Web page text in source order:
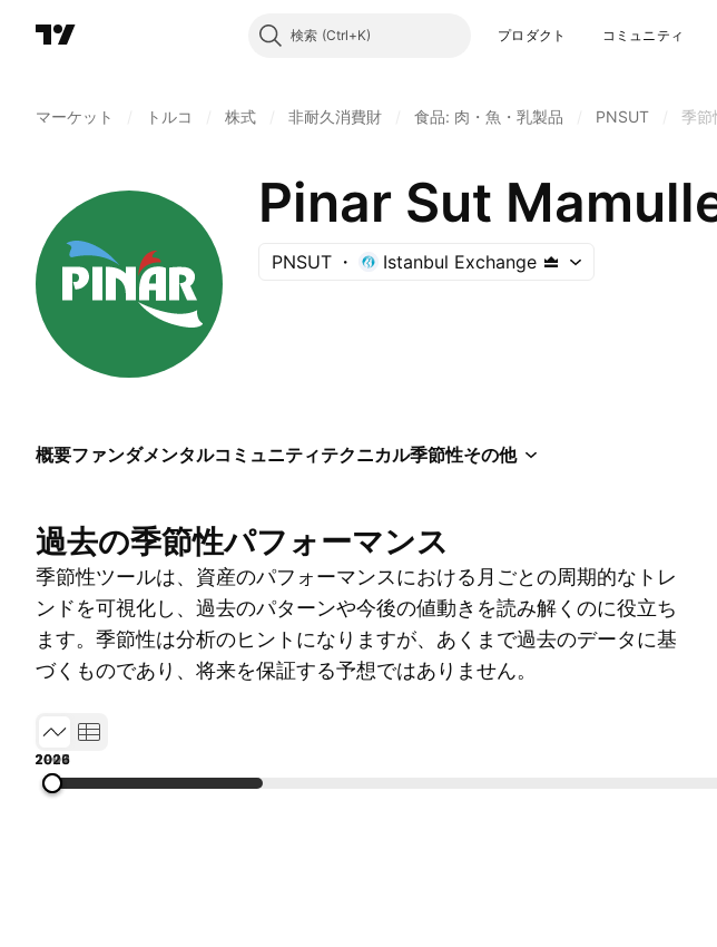
検索 プロダクト コミュニティ
マーケット トルコ 株式 非耐久消費財 食品: 肉・魚・乳製品 PNSUT 季節
Pinar Sut
PNSUT Istanbul Exchange
概要ファンダメンタルコミュニティテクニカル季節性その他
過去の季節性パフォーマンス
季節性ツールは、資産のパフォーマンスにおける月ごとの周期的なトレ
ンドを可視化し、過去のパターンや今後の値動きを読み解くのに役立ち
ます。季節性は分析のヒントになりますが、あくまで過去のデータに基
づくものであり、将来を保証する予想ではありません。
1993
2001
2009
2017
2026